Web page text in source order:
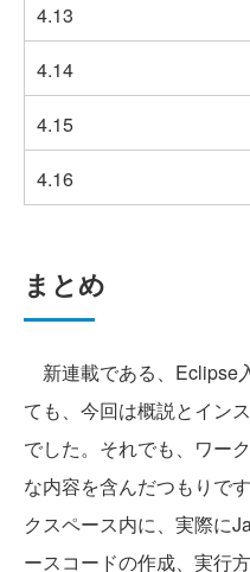
4.13
4.14
4.15
4.16
まとめ
新連載である、Eclipse
ても、今回は概説とイン
でした。それでも、ワー
な内容を含んだつもりで
クスペース内に、実際に
ースコードの作成、実行